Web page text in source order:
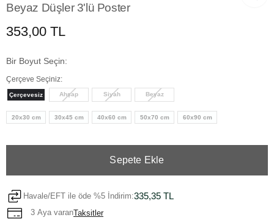
Beyaz Düşler 3'lü Poster
353,00 TL
Bir Boyut Seçin:
Çerçeve Seçiniz:
Çerçevesiz Ahşap Siyah Beyaz
20x30 cm 30x45 cm 40x60 cm 50x70 cm 60x90 cm
Sepete Ekle
Havale/EFT ile öde %5 İndirim:335,35 TL
3 Aya varanTaksitler